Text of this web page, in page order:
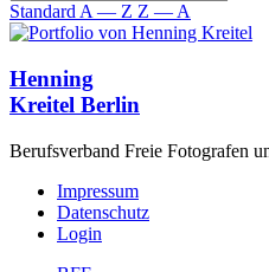
Standard A — Z Z — A
Henning
Kreitel Berlin
Berufsverband Freie Fotografen
Impressum
Datenschutz
Login